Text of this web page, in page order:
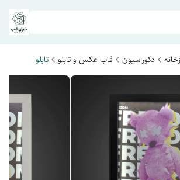
دکوراسیون قاب عکس و تابلو تابلو